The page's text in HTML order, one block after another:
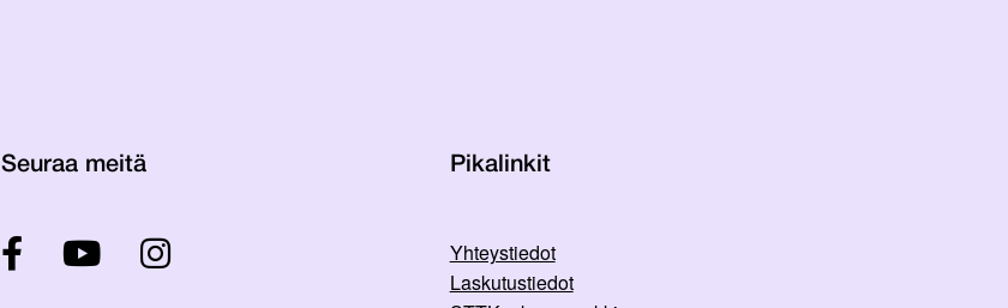
Seuraa meitä Pikalinkit
Yhteystiedot
Laskutustiedot